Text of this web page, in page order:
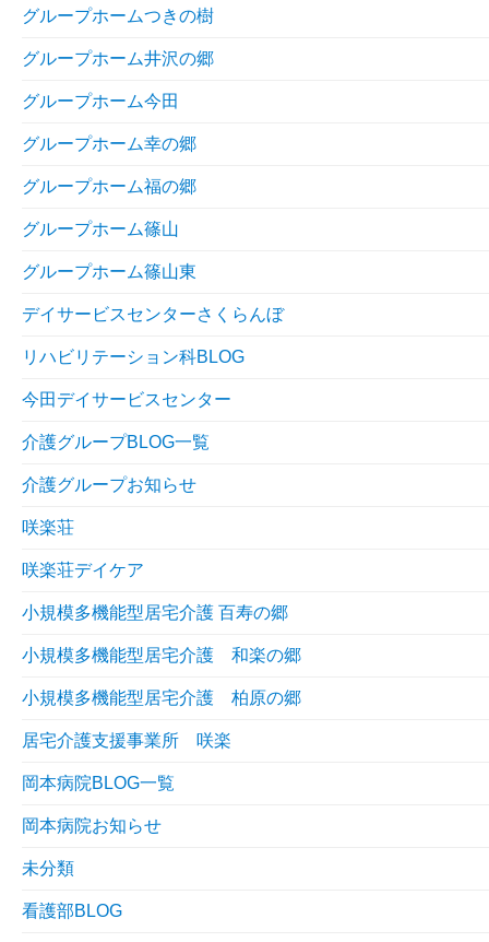
グループホームつきの樹
グループホーム井沢の郷
グループホーム今田
グループホーム幸の郷
グループホーム福の郷
グループホーム篠山
グループホーム篠山東
デイサービスセンターさくらんぼ
リハビリテーション科BLOG
今田デイサービスセンター
介護グループBLOG一覧
介護グループお知らせ
咲楽荘
咲楽荘デイケア
小規模多機能型居宅介護 百寿の郷
小規模多機能型居宅介護 和楽の郷
小規模多機能型居宅介護 柏原の郷
居宅介護支援事業所 咲楽
岡本病院BLOG一覧
岡本病院お知らせ
未分類
看護部BLOG